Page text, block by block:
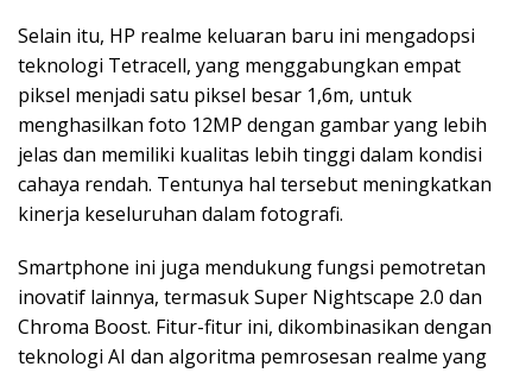
Selain itu, HP realme keluaran baru ini mengadopsi
teknologi Tetracell, yang menggabungkan empat
piksel menjadi satu piksel besar 1,6m, untuk
menghasilkan foto 12MP dengan gambar yang lebih
jelas dan memiliki kualitas lebih tinggi dalam kondisi
cahaya rendah. Tentunya hal tersebut meningkatkan
kinerja keseluruhan dalam fotografi.
Smartphone ini juga mendukung fungsi pemotretan
inovatif lainnya, termasuk Super Nightscape 2.0 dan
Chroma Boost. Fitur-fitur ini, dikombinasikan dengan
teknologi AI dan algoritma pemrosesan realme yang